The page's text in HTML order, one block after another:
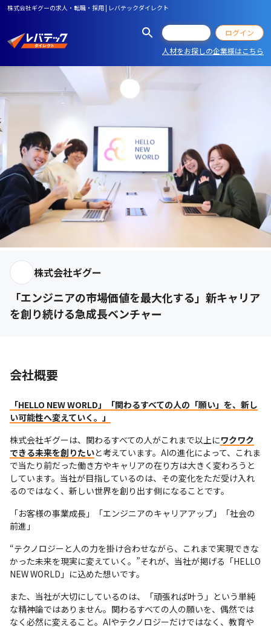
株式会社ギグーの求人・転職・採用 | レバテックダイレクト
ログイン
人材をお探しの企業様はこちら
株式会社ギグー
「エンジニアの市場価値を最大化する」新キャリア
を創り続ける急成長ベンチャー
会社概要
「HELLO NEW WORLD」「関わるすべての人の「願い」を、新し
い可能性へ変えていく。」
株式会社ギグーは、関わるすべての人がこれまで以上にワクワク
できる未来を創りたいと考えています。AIの進化によって、これま
で当たり前だった働き方やキャリアの在り方は大きく変わろうと
しています。当社が目指しているのは、その変化をただ受け入れ
るのではなく、新しい世界を創り出す側になることです。
「お客様の事業成長」「エンジニアのキャリアアップ」「社会の
前進」
“テクノロジーと人の力を掛け合わせながら、これまで実現できな
かった未来を現実に変えていく。”それが、当社が掲げる「HELLO
NEW WORLD」に込めた想いです。
また、当社が大切にしているのは、「頑張れば叶う」という単純
な精神論ではありません。関わるすべての人の願いを、偶然では
なく必然に変えること。AIやテクノロジーだけではなく、教育や